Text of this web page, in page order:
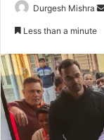
Durgesh Mishra
Less than a minute